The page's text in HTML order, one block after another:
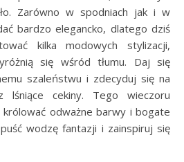
Zarówno w spodniach jak i w
bardzo elegancko, dlatego dziś
kilka modowych stylizacji,
się wśród tłumu. Daj się
szaleństwu i zdecyduj się na
lśniące cekiny. Tego wieczoru
odważne barwy i bogate
wodzę fantazji i zainspiruj się